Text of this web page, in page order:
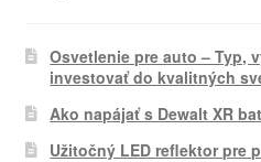
Osvetlenie pre auto – Typ,
investovať do kvalitných
Ako napájať s Dewalt XR
Užitočný LED reflektor pre